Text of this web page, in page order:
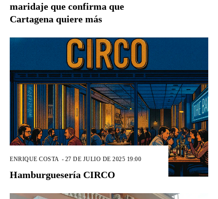
maridaje que confirma que
Cartagena quiere más
ENRIQUE COSTA - 27 DE JULIO DE 2025 19:00
Hamburguesería CIRCO